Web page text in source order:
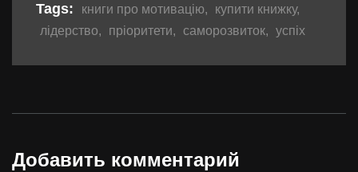
Tags: книги про мотивацію, купити книжку,
лідерство, пріоритети, саморозвиток, успіх
Добавить комментарий